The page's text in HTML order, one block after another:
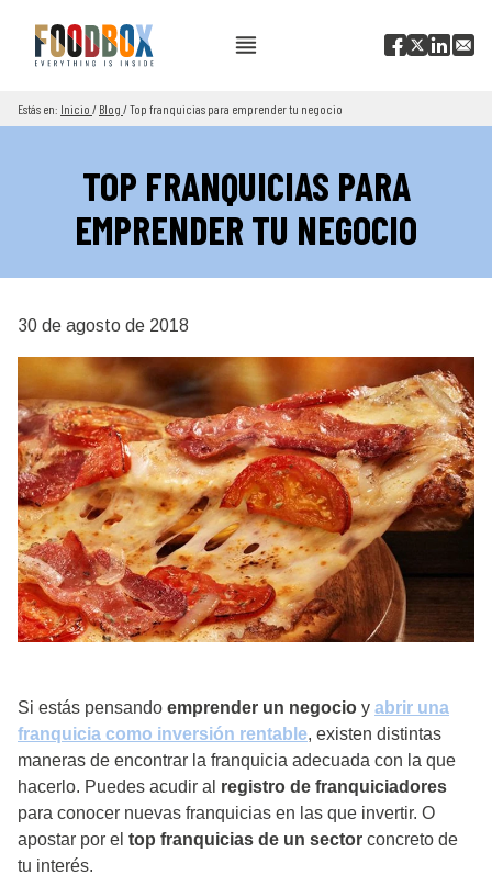
Estás en: Inicio / Blog /Top franquicias para emprender tu negocio
TOP FRANQUICIAS PARA
EMPRENDER TU NEGOCIO
30 de agosto de 2018
Si estás pensando emprender un negocio y abrir una
franquicia como inversión rentable, existen distintas
maneras de encontrar la franquicia adecuada con la que
hacerlo. Puedes acudir al registro de franquiciadores
para conocer nuevas franquicias en las que invertir. O
apostar por el top franquicias de un sector concreto de
tu interés.